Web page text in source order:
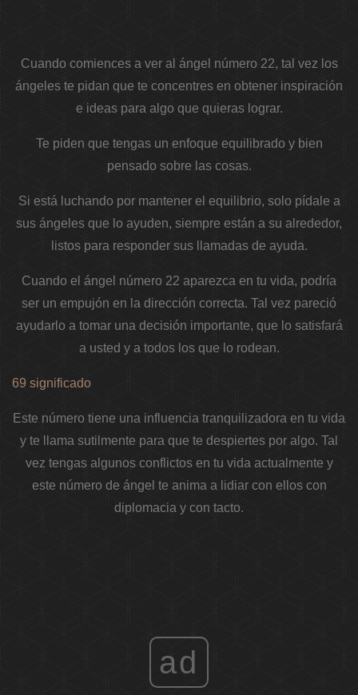
Cuando comiences a ver al ángel número 22, tal vez los
ángeles te pidan que te concentres en obtener inspiración
e ideas para algo que quieras lograr.
Te piden que tengas un enfoque equilibrado y bien
pensado sobre las cosas.
Si está luchando por mantener el equilibrio, solo pídale a
sus ángeles que lo ayuden, siempre están a su alrededor,
listos para responder sus llamadas de ayuda.
Cuando el ángel número 22 aparezca en tu vida, podría
ser un empujón en la dirección correcta. Tal vez pareció
ayudarlo a tomar una decisión importante, que lo satisfará
a usted y a todos los que lo rodean.
69 significado
Este número tiene una influencia tranquilizadora en tu vida
y te llama sutilmente para que te despiertes por algo. Tal
vez tengas algunos conflictos en tu vida actualmente y
este número de ángel te anima a lidiar con ellos con
diplomacia y con tacto.
ad